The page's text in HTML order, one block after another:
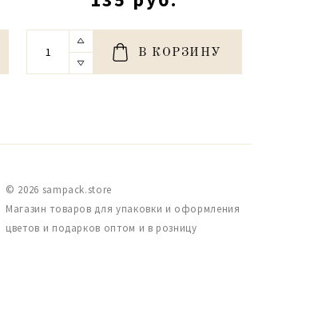
В КОРЗИНУ
© 2026 sampack.store
Магазин товаров для упаковки и оформления
цветов и подарков оптом и в розницу